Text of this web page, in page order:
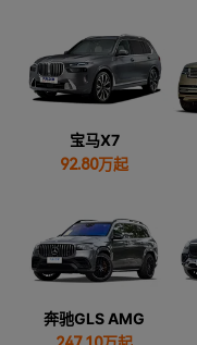
宝马X7
92.80万起
奔驰GLS AMG